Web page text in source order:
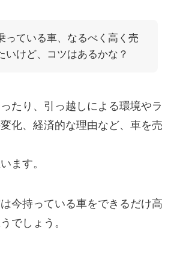
っている車、なるべく高く売
いけど、コツはあるかな？
たり、引っ越しによる環境やラ
化、経済的な理由など、車を売
ます。
今持っている車をできるだけ高
でしょう。